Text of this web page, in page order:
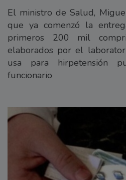
El ministro de Salud,
que ya comenzó la
primeros 200 mil
elaborados por el
usa para hirpetensión
funcionario